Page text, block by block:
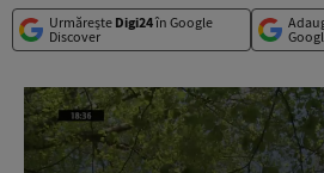
Urmărește Digi24în Google
Discover